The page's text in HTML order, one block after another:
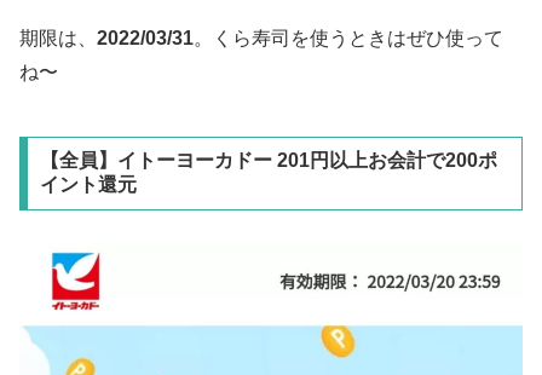
期限は、 2022/03/31。くら寿司を使うときはぜひ使って
ね〜
【全員】イトーヨーカドー 201円以上お会計で200ポ
イント還元